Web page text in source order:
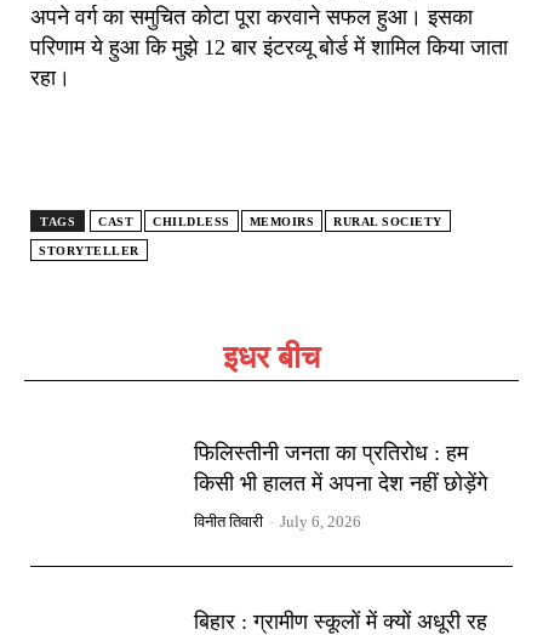
इधर बीच
फिलिस्तीनी जनता का प्रतिरोध : हम
किसी भी हालत में अपना देश नहीं छोड़ेंगे
विनीत तिवारी - July 6, 2026
बिहार : ग्रामीण स्कूलों में क्यों अधूरी रह
अपने वर्ग का समुचित कोटा पूरा करवाने सफल हुआ। इसका
परिणाम ये हुआ कि मुझे 12 बार इंटरव्यू बोर्ड में शामिल किया जाता
रहा।
TAGS CAST CHILDLESS MEMOIRS RURAL SOCIETY
STORYTELLER